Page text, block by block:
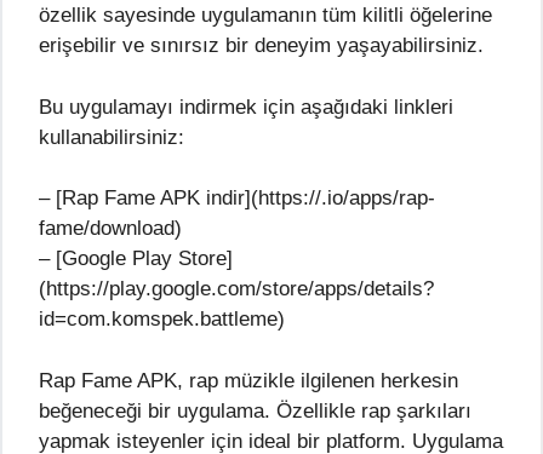
özellik sayesinde uygulamanın tüm kilitli öğelerine
erişebilir ve sınırsız bir deneyim yaşayabilirsiniz.
Bu uygulamayı indirmek için aşağıdaki linkleri
kullanabilirsiniz:
– [Rap Fame APK indir](https://.io/apps/rap-
fame/download)
– [Google Play Store]
(https://play.google.com/store/apps/details?
id=com.komspek.battleme)
Rap Fame APK, rap müzikle ilgilenen herkesin
beğeneceği bir uygulama. Özellikle rap şarkıları
yapmak isteyenler için ideal bir platform. Uygulama